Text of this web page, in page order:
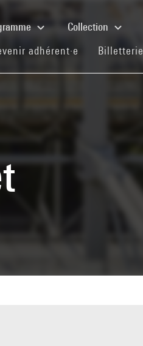
Collection
adhérent·e (current)
Billetterie